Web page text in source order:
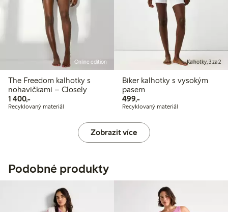
Online edition
The Freedom kalhotky s
nohavičkami – Closely
1 400,-1 400,00 Kč
Recyklovaný materiál
Kalhotky, 3 za 2
Biker kalhotky s vysokým
pasem
499,-499,00 Kč
Recyklovaný materiál
Zobrazit více
Podobné produkty